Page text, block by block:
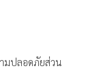
มปลอดภัยส่วน